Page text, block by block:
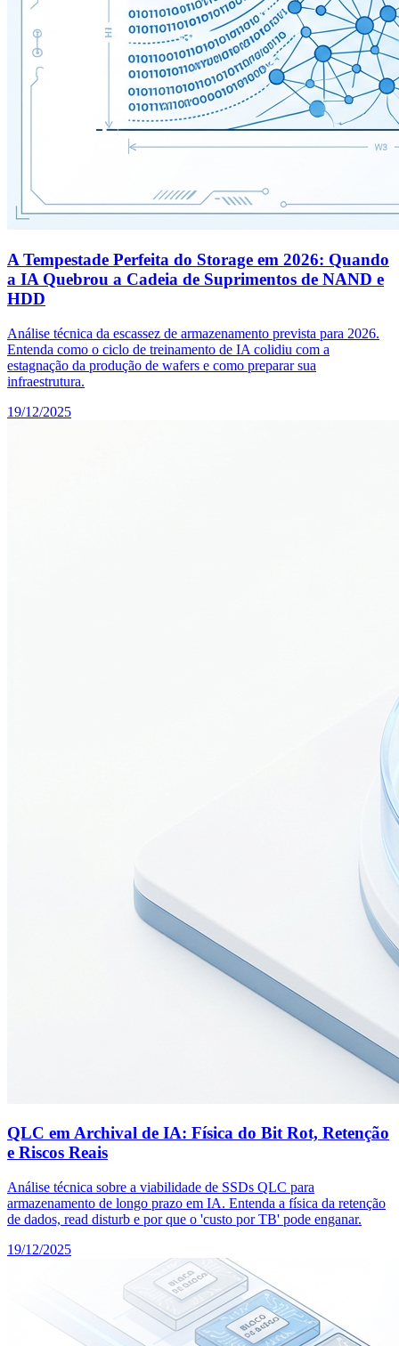
A Tempestade Perfeita do Storage em 2026: Quando
a IA Quebrou a Cadeia de Suprimentos de NAND e
HDD
Análise técnica da escassez de armazenamento prevista para 2026.
Entenda como o ciclo de treinamento de IA colidiu com a
estagnação da produção de wafers e como preparar sua
infraestrutura.
19/12/2025
QLC em Archival de IA: Física do Bit Rot, Retenção
e Riscos Reais
Análise técnica sobre a viabilidade de SSDs QLC para
armazenamento de longo prazo em IA. Entenda a física da retenção
de dados, read disturb e por que o 'custo por TB' pode enganar.
19/12/2025